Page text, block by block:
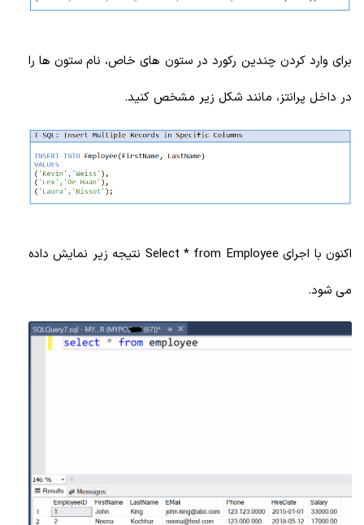
برای وارد کردن چندین رکورد در ستون های خاص، نام ستون ها را
در داخل پرانتز، مانند شکل زیر مشخص کنید.
اکنون با اجرای Select * from Employee نتیجه زیر نمایش داده
می شود.